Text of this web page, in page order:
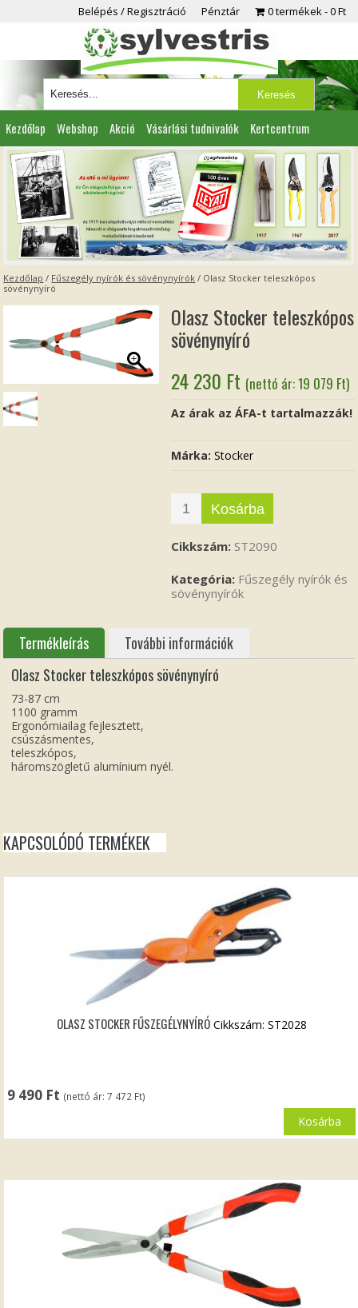
Belépés / Regisztráció Pénztár 0 termékek 0 Ft
Kezdőlap Webshop Akció Vásárlási tudnivalók Kertcentrum
Viszonteladóknak Partnereink Kapcsolat
Kezdőlap / Fűszegély nyírók és sövénynyírók / Olasz Stocker teleszkópos
sövénynyíró
Olasz Stocker teleszkópos
sövénynyíró
24 230 Ft (nettó ár:19 079 Ft)
Az árak az ÁFA-t tartalmazzák!
Márka:Stocker
Kosárba
Cikkszám: ST2090
Kategória: Fűszegély nyírók és
sövénynyírók
Termékleírás
További információk
Olasz Stocker teleszkópos sövénynyíró
73-87 cm
1100 gramm
Ergonómiailag fejlesztett,
csúszásmentes,
teleszkópos,
háromszögletű alumínium nyél.
KAPCSOLÓDÓ TERMÉKEK
OLASZ STOCKER FŰSZEGÉLYNYÍRÓ
9 490 Ft (nettó ár:7 472 Ft)
Cikkszám: ST2028
Kosárba